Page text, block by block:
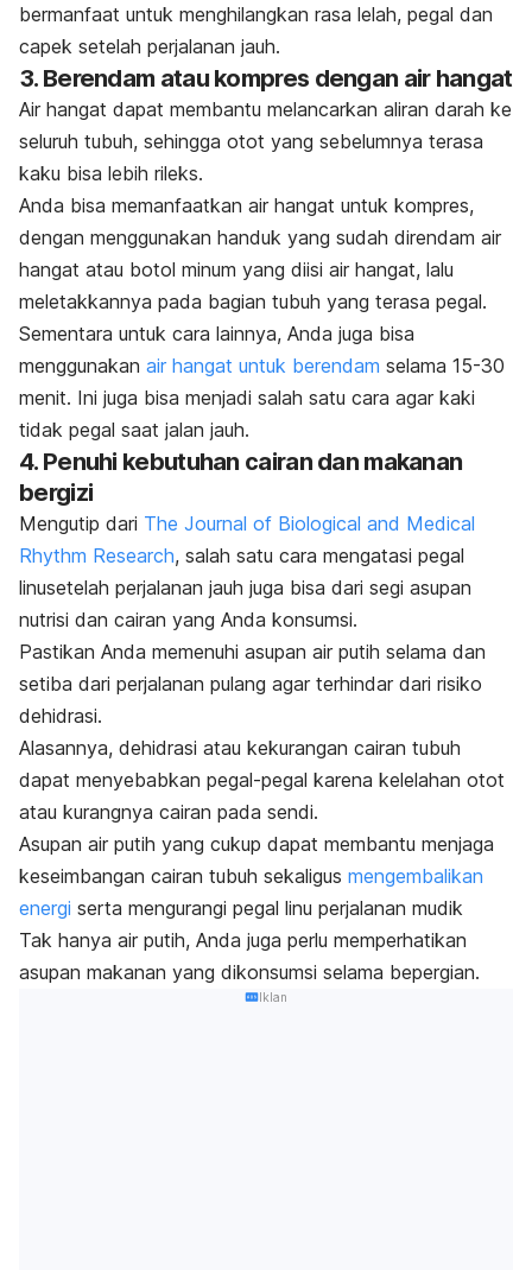
bermanfaat untuk menghilangkan rasa lelah, pegal dan
capek setelah perjalanan jauh.
3. Berendam atau kompres dengan air hangat
Air hangat dapat membantu melancarkan aliran darah ke
seluruh tubuh, sehingga otot yang sebelumnya terasa
kaku bisa lebih rileks.
Anda bisa memanfaatkan air hangat untuk kompres,
dengan menggunakan handuk yang sudah direndam air
hangat atau botol minum yang diisi air hangat, lalu
meletakkannya pada bagian tubuh yang terasa pegal.
Sementara untuk cara lainnya, Anda juga bisa
menggunakan air hangat untuk berendam selama 15-30
menit. Ini juga bisa menjadi salah satu cara agar kaki
tidak pegal saat jalan jauh.
4. Penuhi kebutuhan cairan dan makanan
bergizi
Mengutip dari The Journal of Biological and Medical
Rhythm Research, salah satu cara mengatasi pegal
linusetelah perjalanan jauh juga bisa dari segi asupan
nutrisi dan cairan yang Anda konsumsi.
Pastikan Anda memenuhi asupan air putih selama dan
setiba dari perjalanan pulang agar terhindar dari risiko
dehidrasi.
Alasannya, dehidrasi atau kekurangan cairan tubuh
dapat menyebabkan pegal-pegal karena kelelahan otot
atau kurangnya cairan pada sendi.
Asupan air putih yang cukup dapat membantu menjaga
keseimbangan cairan tubuh sekaligus mengembalikan
energi serta mengurangi pegal linu perjalanan mudik
Tak hanya air putih, Anda juga perlu memperhatikan
asupan makanan yang dikonsumsi selama bepergian.
Iklan